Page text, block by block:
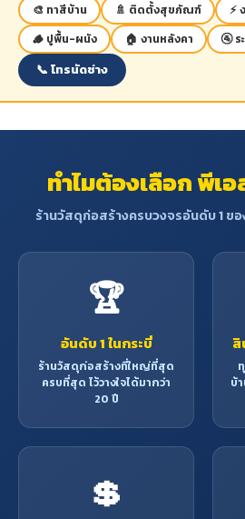
🎨 ทาสีบ้าน 🚿 ติดตั้งสุขภัณฑ์
⚡
🪵 ปูพื้น-ผนัง
🏠 งานหลังคา 🚰 ร
📞 โทรนัดช่าง
ทำไมต้องเลือก พีเอ
ร้านวัสดุก่อสร้างครบวงจรอันดับ 1 ข
🏆
อันดับ 1 ในกระบี่
ร้านวัสดุก่อสร้างที่ใหญ่ที่สุด
ครบที่สุด ไว้วางใจได้มากว่า
20 ปี
สิ
บ้
💲